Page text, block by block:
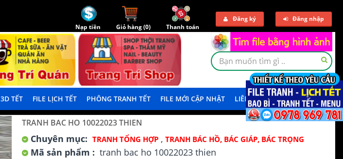
Nạp tiền Giỏ hàng (0) Thanh toán
Đăng ký Đăng nhập
3D TẾT FILE LỊCH TẾT PHÔNG TRANH TẾT FILE MỚI CẬP NHẬT LIÊN HỆ TẢI DEMO
TRANH BAC HO 10022023 THIEN
Chuyên mục: TRANH TỔNG HỢP ,TRANH BÁC HỒ, BÁC GIÁP, BÁC TRỌNG
Mã sản phẩm : tranh bac ho 10022023 thien